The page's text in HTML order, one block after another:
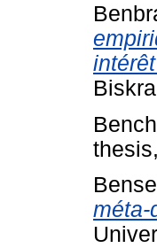
méta-